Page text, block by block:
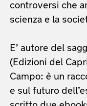
controversi che
scienza e la
E’ autore del
(Edizioni del
Campo: è un
e sul futuro